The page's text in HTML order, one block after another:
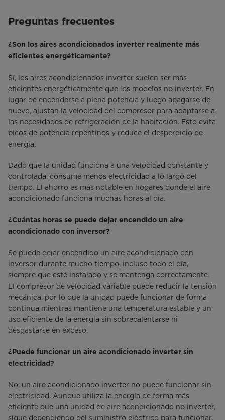
Preguntas frecuentes
¿Son los aires acondicionados inverter realmente más
eficientes energéticamente?
Sí, los aires acondicionados inverter suelen ser más
eficientes energéticamente que los modelos no inverter. En
lugar de encenderse a plena potencia y luego apagarse de
nuevo, ajustan la velocidad del compresor para adaptarse a
las necesidades de refrigeración de la habitación. Esto evita
picos de potencia repentinos y reduce el desperdicio de
energía.
Dado que la unidad funciona a una velocidad constante y
controlada, consume menos electricidad a lo largo del
tiempo. El ahorro es más notable en hogares donde el aire
acondicionado funciona muchas horas al día.
¿Cuántas horas se puede dejar encendido un aire
acondicionado con inversor?
Se puede dejar encendido un aire acondicionado con
inversor durante mucho tiempo, incluso todo el día,
siempre que esté instalado y se mantenga correctamente.
El compresor de velocidad variable puede reducir la tensión
mecánica, por lo que la unidad puede funcionar de forma
continua mientras mantiene una temperatura estable y un
uso eficiente de la energía sin sobrecalentarse ni
desgastarse en exceso.
¿Puede funcionar un aire acondicionado inverter sin
electricidad?
No, un aire acondicionado inverter no puede funcionar sin
electricidad. Aunque utiliza la energía de forma más
eficiente que una unidad de aire acondicionado no inverter,
sigue dependiendo del suministro eléctrico para funcionar.